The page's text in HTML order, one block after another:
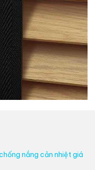
nắng cản nhiệt giá